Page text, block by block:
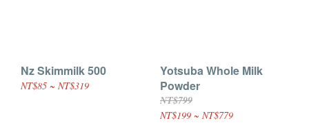
Nz Skimmilk 500
NT$85 ~ NT$319
Yotsuba Whole Milk
Powder
NT$799
NT$199 ~ NT$779